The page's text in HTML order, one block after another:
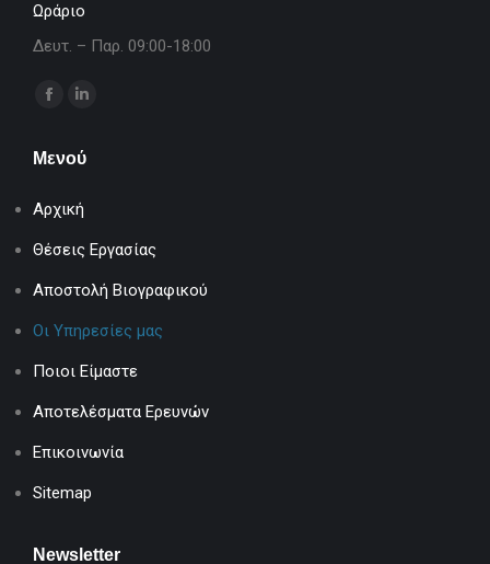
Ωράριο
Δευτ. – Παρ. 09:00-18:00
Find us on:
Facebook
opens
new
window
opens
new
window
Μενού
Αρχική
Θέσεις Εργασίας
Αποστολή Βιογραφικού
Οι Υπηρεσίες μας
Ποιοι Είμαστε
Αποτελέσματα Ερευνών
Επικοινωνία
Sitemap
Newsletter